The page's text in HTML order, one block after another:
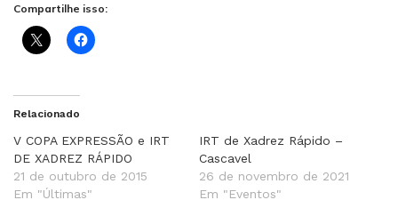
Compartilhe isso:
Relacionado
V COPA EXPRESSÃO e IRT
DE XADREZ RÁPIDO
21 de outubro de 2015
Em "Últimas"
IRT de Xadrez Rápido –
Cascavel
26 de novembro de 2021
Em "Eventos"